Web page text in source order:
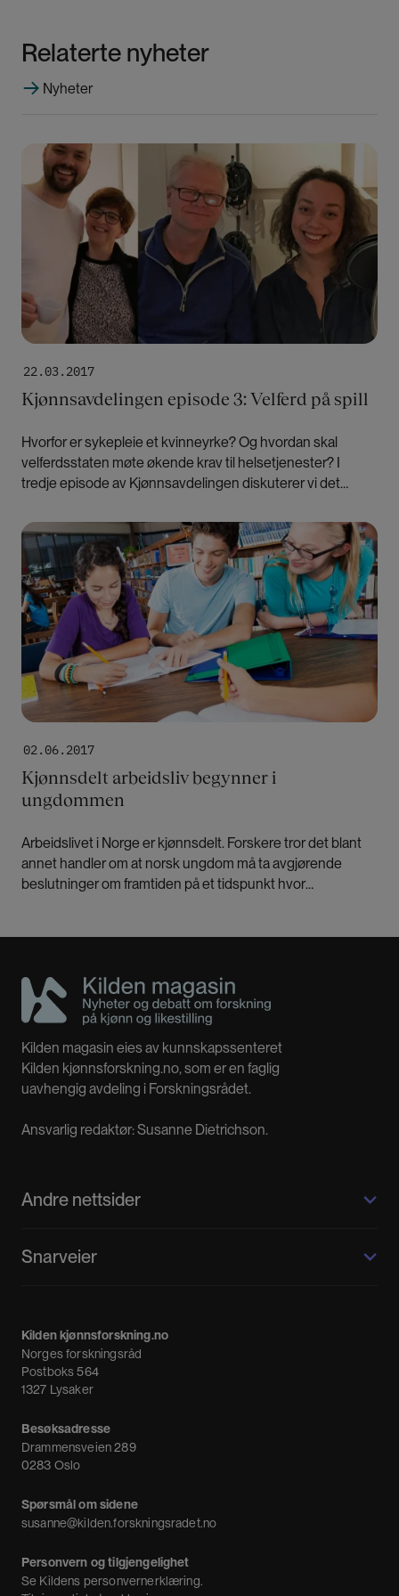
Relaterte nyheter
Nyheter
22.03.2017
Kjønnsavdelingen episode 3: Velferd på spill
Hvorfor er sykepleie et kvinneyrke? Og hvordan skal
velferdsstaten møte økende krav til helsetjenester? I
tredje episode av Kjønnsavdelingen diskuterer vi det
utfordringer.
Bilde
02.06.2017
Kjønnsdelt arbeidsliv begynner i
ungdommen
Arbeidslivet i Norge er kjønnsdelt. Forskere tror det blant
annet handler om at norsk ungdom må ta avgjørende
beslutninger om framtiden på et tidspunkt hvor
Bilde
Kilden magasin eies av kunnskapssenteret
Kilden kjønnsforskning.no, som er en faglig
uavhengig avdeling i Forskningsrådet.
Ansvarlig redaktør: Susanne Dietrichson.
Andre nettsider
Kvinnehistorie.no
Snarveier
Nyheter
Nyhetsbrev
Kilden kjønnsforskning.no
Norges forskningsråd
Postboks 564
1327 Lysaker
Besøksadresse
Drammensveien 289
0283 Oslo
Spørsmål om sidene
susanne@kilden.forskningsradet.no
Personvern og tilgjengelighet
Se Kildens personvernerklæring.